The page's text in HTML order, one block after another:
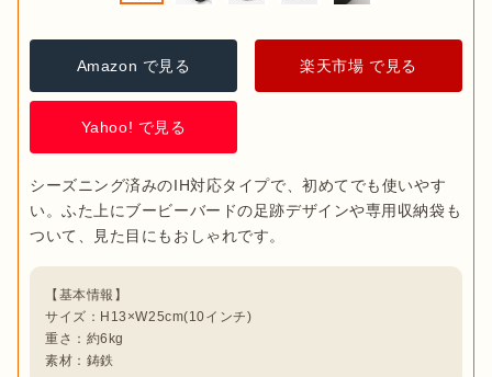
Amazon で見る 楽天市場 で見る
Yahoo! で見る
シーズニング済みのIH対応タイプで、初めてでも使いやす
い。ふた上にブービーバードの足跡デザインや専用収納袋も
【基本情報】
サイズ：H13×W25cm(10インチ)
重さ：約6kg
素材：鋳鉄